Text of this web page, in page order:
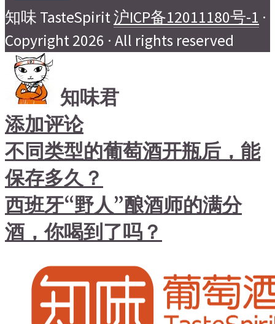
知味 TasteSpirit沪ICP备12011180号-1 ·
Copyright 2026 · All rights reserved
知味君
添加评论
不同类型的葡萄酒开瓶后，能
保存多久？
西班牙“野人”酿酒师的满分
酒，你喝到了吗？